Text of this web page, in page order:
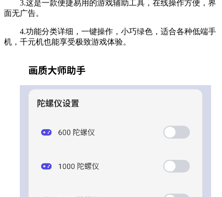
3.这是一款便捷易用的游戏辅助工具，在线操作方便，界
面无广告。
4.功能分类详细，一键操作，小巧绿色，适合各种低端手
机，千元机也能享受极致游戏体验。